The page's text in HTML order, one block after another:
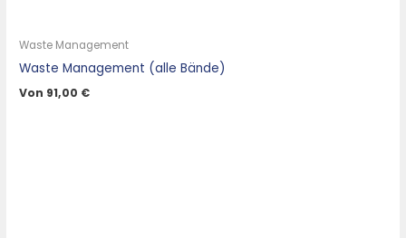
Waste Management
Waste Management (alle Bände)
Von 91,00 €